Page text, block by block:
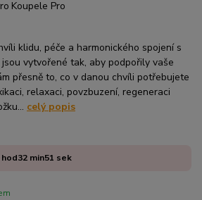
klidu, péče a harmonického spojení s
vytvořené tak, aby podpořily vaše
přesně to, co v danou chvíli potřebujete
relaxaci, povzbuzení, regeneraci
celý popis
32min51 sek